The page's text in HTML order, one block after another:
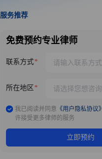
服务推荐
免费预约专业律师
联系方式
所在地区
我已阅读并同意 《用户隐私协议》
许接受更多律师的服务
立即预约